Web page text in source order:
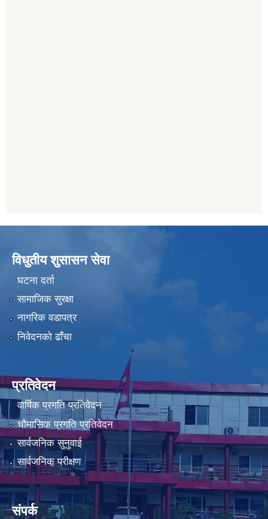
विधुतीय शुसासन सेवा
घटना दर्ता
सामाजिक सुरक्षा
नागरिक वडापत्र
निवेदनको ढाँचा
प्रतिवेदन
वार्षिक प्रगति प्रतिवेदन
चौमासिक प्रगति प्रतिवेदन
सार्वजनिक सुनुवाई
सार्वजनिक परीक्षण
संपर्क